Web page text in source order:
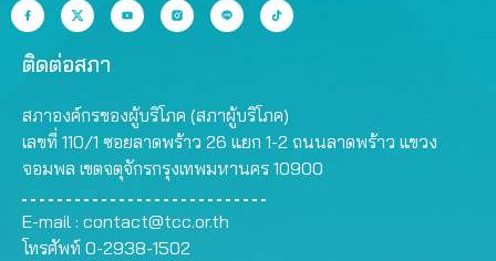
ติดต่อสภา
สภาองค์กรของผู้บริโภค (สภาผู้บริโภค)
เลขที่ 110/1 ซอยลาดพร้าว 26 แยก 1-2 ถนนลาดพร้าว แขวง
จอมพล เขตจตุจักรกรุงเทพมหานคร 10900
E-mail : contact@tcc.or.th
โทรศัพท์ 0-2938-1502